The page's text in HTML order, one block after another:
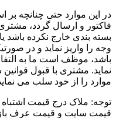
در این موارد حتی چنانچه
فاکتور و ارسال گردد،
بسته بندی خارج نکرده باشد
وجه را واریز نماید و در
باشد، موظف است ما به
نماید. مشتری با قبول
موارد را از خود سلب می
قیمت سایت و قیمت عرف